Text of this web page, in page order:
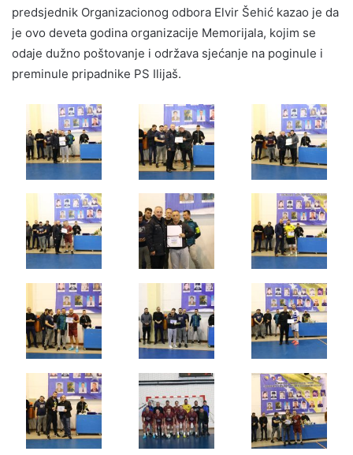
predsjednik Organizacionog odbora Elvir Šehić kazao je da
je ovo deveta godina organizacije Memorijala, kojim se
odaje dužno poštovanje i održava sjećanje na poginule i
preminule pripadnike PS Ilijaš.